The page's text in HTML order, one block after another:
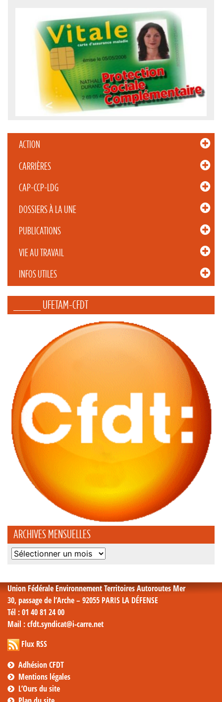
ACTION
CARRIÈRES
CAP-CCP-LDG
DOSSIERS À LA UNE
PUBLICATIONS
VIE AU TRAVAIL
INFOS UTILES
_____ UFETAM-CFDT
ARCHIVES MENSUELLES
Archives
Union Fédérale Environnement Territoires Autoroutes Mer
30, passage de l’Arche – 92055 PARIS LA DÉFENSE
Tél : 01 40 81 24 00
Mail : cfdt.syndicat@i-carre.net
Flux RSS
Adhésion CFDT
Mentions légales
L’Ours du site